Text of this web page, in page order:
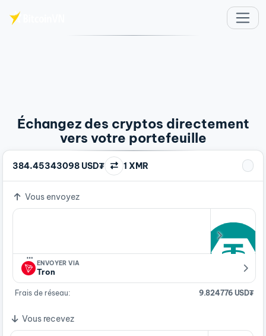
Échangez des cryptos directement
vers votre portefeuille
384.45343098 USD₮ 1 XMR
Vous envoyez
…
ENVOYER VIA
Tron
Frais de réseau: 9.824776 USD₮
Vous recevez